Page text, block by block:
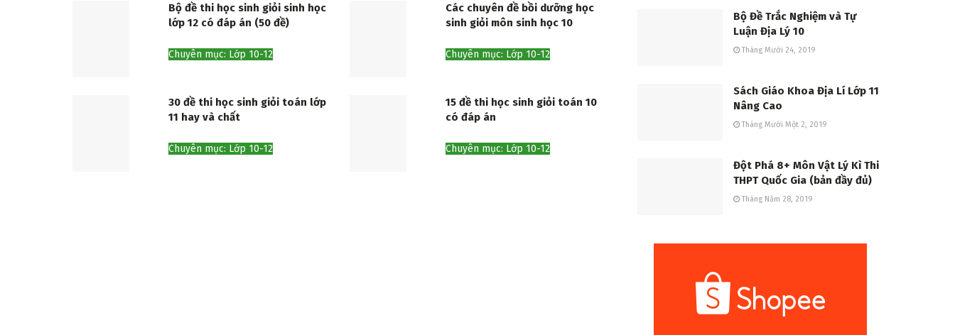
Bộ đề thi học sinh giỏi sinh học
lớp 12 có đáp án (50 đề)
Chuyên mục: Lớp 10-12
Các chuyên đề bồi dưỡng học
sinh giỏi môn sinh học 10
Chuyên mục: Lớp 10-12
30 đề thi học sinh giỏi toán lớp
11 hay và chất
Chuyên mục: Lớp 10-12
15 đề thi học sinh giỏi toán 10
có đáp án
Chuyên mục: Lớp 10-12
Bộ Đề Trắc Nghiệm và Tự
Luận Địa Lý 10
Tháng Mười 24, 2019
Sách Giáo Khoa Địa Lí Lớp 11
Nâng Cao
Tháng Mười Một 2, 2019
Đột Phá 8+ Môn Vật Lý Kì Thi
THPT Quốc Gia (bản đầy đủ)
Tháng Năm 28, 2019